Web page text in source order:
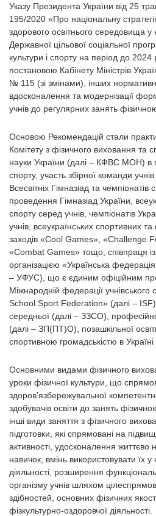
Указу Президента України від 25
195/2020 «Про національну
здорового освітнього середовища у
Державної цільової соціальної
культури і спорту на період до 2024
постановою Кабінету Міністрів
№ 115 (зі змінами), інших
вдосконалення та модернізації
учнів до регулярних занять
Основою Рекомендацій стали
Комітету з фізичного виховання та
науки України (далі – КФВС МОН) в
спорту, участь збірної команди
Всесвітніх Гімназіад та чемпіонатів
проведення Гімназіад України,
спорту серед учнів, чемпіонатів
учнів, всеукраїнських спортивних
заходів «Cool Games», «Challenge
«Combat Games» тощо, співпраця
організацією «Українська
– УФУС), що є єдиним офіційним
Міжнародній федерації
School Sport Federation» (далі –
середньої (далі – ЗЗСО),
(далі – ЗП(ПТ)О), позашкільної
спортивною громадськістю в Україні
Основними видами фізичного
уроки фізичної культури, що
здоров’язбережувальної
здобувачів освіти до занять
інші види заняття з фізичного
підготовки, які спрямовані на
активності, удосконалення життєво
навичок, вмінь використовувати їх у
діяльності, розширення
організму учнів шляхом
здібностей, основних фізичних
фізкультурно-оздоровчої діяльності.